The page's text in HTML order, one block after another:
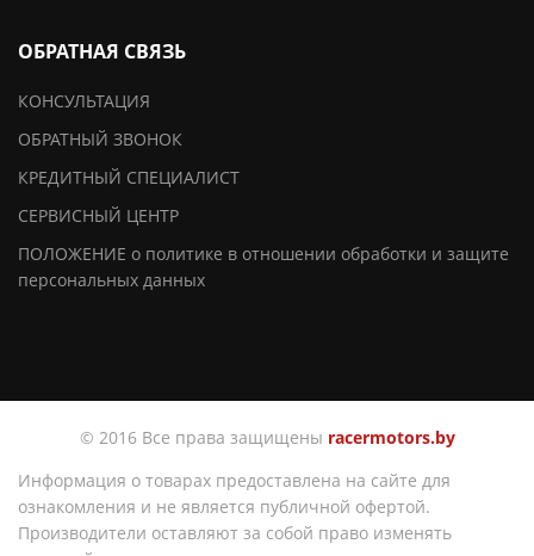
ОБРАТНАЯ СВЯЗЬ
КОНСУЛЬТАЦИЯ
ОБРАТНЫЙ ЗВОНОК
КРЕДИТНЫЙ СПЕЦИАЛИСТ
СЕРВИСНЫЙ ЦЕНТР
ПОЛОЖЕНИЕ о политике в отношении обработки и защите
персональных данных
© 2016 Все права защищены racermotors.by
Информация о товарах предоставлена на сайте для
ознакомления и не является публичной офертой.
Производители оставляют за собой право изменять